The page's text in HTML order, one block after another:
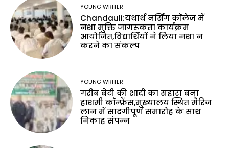
YOUNG WRITER
Chandauli:यथार्थ नर्सिंग कॉलेज में
नशा मुक्ति जागरूकता कार्यक्रम
आयोजित,विद्यार्थियों ने लिया नशा न
करने का संकल्प
YOUNG WRITER
गरीब बेटी की शादी का सहारा बना
हाशमी कॉन्फ्रेंस,मुख्यालय स्थित मैरिज
लान में सादगीपूर्ण समारोह के साथ
निकाह संपन्न